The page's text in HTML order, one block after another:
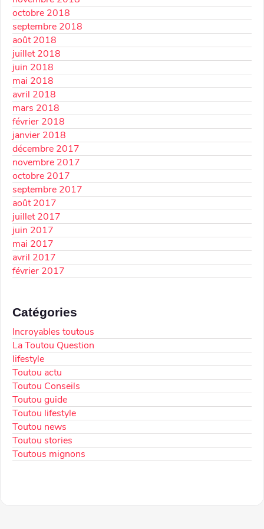
octobre 2018
septembre 2018
août 2018
juillet 2018
juin 2018
mai 2018
avril 2018
mars 2018
février 2018
janvier 2018
décembre 2017
novembre 2017
octobre 2017
septembre 2017
août 2017
juillet 2017
juin 2017
mai 2017
avril 2017
février 2017
Catégories
Incroyables toutous
La Toutou Question
lifestyle
Toutou actu
Toutou Conseils
Toutou guide
Toutou lifestyle
Toutou news
Toutou stories
Toutous mignons